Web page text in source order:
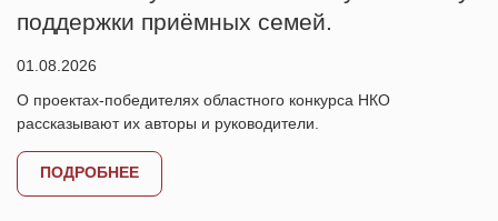
поддержки приёмных семей.
01.08.2026
О проектах-победителях областного конкурса НКО
рассказывают их авторы и руководители.
ПОДРОБНЕЕ